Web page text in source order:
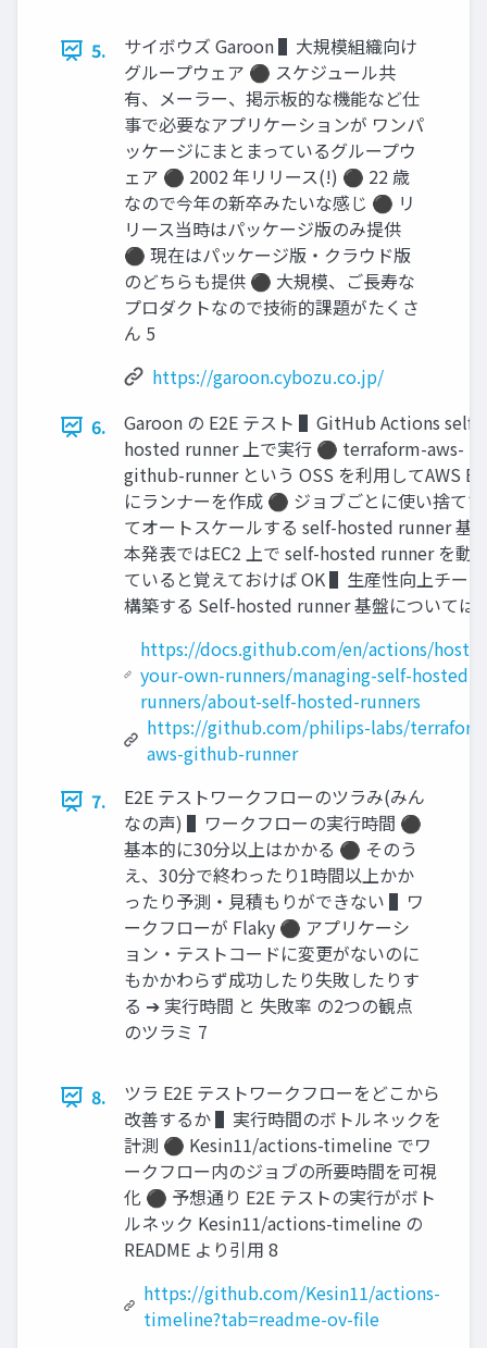
5.
サイボウズ Garoon ▌大規模組織向け
グループウェア ⚫ スケジュール共
有、メーラー、掲示板的な機能など仕
事で必要なアプリケーションが ワンパ
ッケージにまとまっているグループウ
ェア ⚫ 2002 年リリース(!) ⚫ 22 歳
なので今年の新卒みたいな感じ ⚫ リ
リース当時はパッケージ版のみ提供
⚫ 現在はパッケージ版・クラウド版
のどちらも提供 ⚫ 大規模、ご長寿な
プロダクトなので技術的課題がたくさ
ん 5
https://garoon.cybozu.co.jp/
6.
Garoon の E2E テスト ▌GitHub Actions self-
hosted runner 上で実行 ⚫ terraform-aws-
github-runner という OSS を利用してAWS
にランナーを作成 ⚫ ジョブごとに使い捨て
てオートスケールする self-hosted runner 基
本発表ではEC2 上で self-hosted runner を動
ていると覚えておけば OK ▌生産性向上チー
構築する Self-hosted runner 基盤について
https://docs.github.com/en/actions/
your-own-runners/managing-self-hosted-
runners/about-self-hosted-runners
https://github.com/philips-labs/
aws-github-runner
7.
E2E テストワークフローのツラみ(みん
なの声) ▌ワークフローの実行時間 ⚫
基本的に30分以上はかかる ⚫ そのう
え、30分で終わったり1時間以上かか
ったり予測・見積もりができない ▌ワ
ークフローが Flaky ⚫ アプリケーシ
ョン・テストコードに変更がないのに
もかかわらず成功したり失敗したりす
る ➔ 実行時間 と 失敗率 の2つの観点
のツラミ 7
8.
ツラ E2E テストワークフローをどこから
改善するか ▌実行時間のボトルネックを
計測 ⚫ Kesin11/actions-timeline でワ
ークフロー内のジョブの所要時間を可視
化 ⚫ 予想通り E2E テストの実行がボト
ルネック Kesin11/actions-timeline の
README より引用 8
https://github.com/Kesin11/actions-
timeline?tab=readme-ov-file